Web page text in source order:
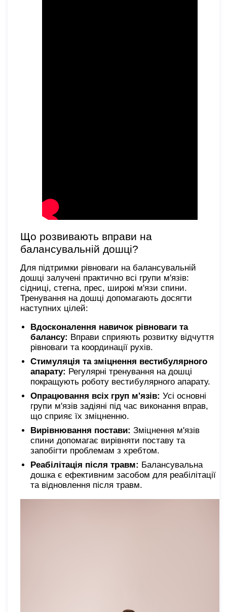
Що розвивають вправи на
балансувальній дошці?
Для підтримки рівноваги на балансувальній
дошці залучені практично всі групи м'язів:
сідниці, стегна, прес, широкі м'язи спини.
Тренування на дошці допомагають досягти
наступних цілей:
Вдосконалення навичок рівноваги та
балансу: Вправи сприяють розвитку відчуття
рівноваги та координації рухів.
Стимуляція та зміцнення вестибулярного
апарату: Регулярні тренування на дошці
покращують роботу вестибулярного апарату.
Опрацювання всіх груп м'язів: Усі основні
групи м'язів задіяні під час виконання вправ,
що сприяє їх зміцненню.
Вирівнювання постави: Зміцнення м'язів
спини допомагає вирівняти поставу та
запобігти проблемам з хребтом.
Реабілітація після травм: Балансувальна
дошка є ефективним засобом для реабілітації
та відновлення після травм.